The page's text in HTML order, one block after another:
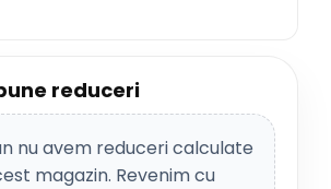
reduceri
nu avem reduceri calculate
magazin. Revenim cu